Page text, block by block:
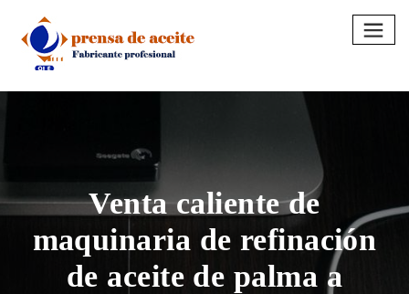
content
Venta caliente de
maquinaria de refinación
de aceite de palma a